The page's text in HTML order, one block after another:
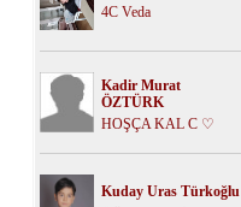
4C Veda
Kadir Murat
ÖZTÜRK
HOŞÇA KAL C ♡
Kuday Uras Türkoğlu